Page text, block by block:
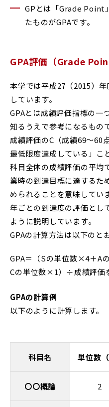
GPとは「Grade Point
たものがGPAです。
GPA評価（Grade
本学では平成27（2015）
しています。
GPAとは成績評価指標の一
知るうえで参考になるもの
成績評価のC（成績69～60
最低限度達成している」こ
科目全体の成績評価の平均
業時の到達目標に達するた
められることを意味してい
年ごとの到達度の評価とし
ように説明しています。
GPAの計算方法は以下のと
GPA＝（Sの単位数×4＋A
Cの単位数×1）÷成績評価
GPAの計算例
以下のように計算します。
科目名 単位数（
〇〇概論 2